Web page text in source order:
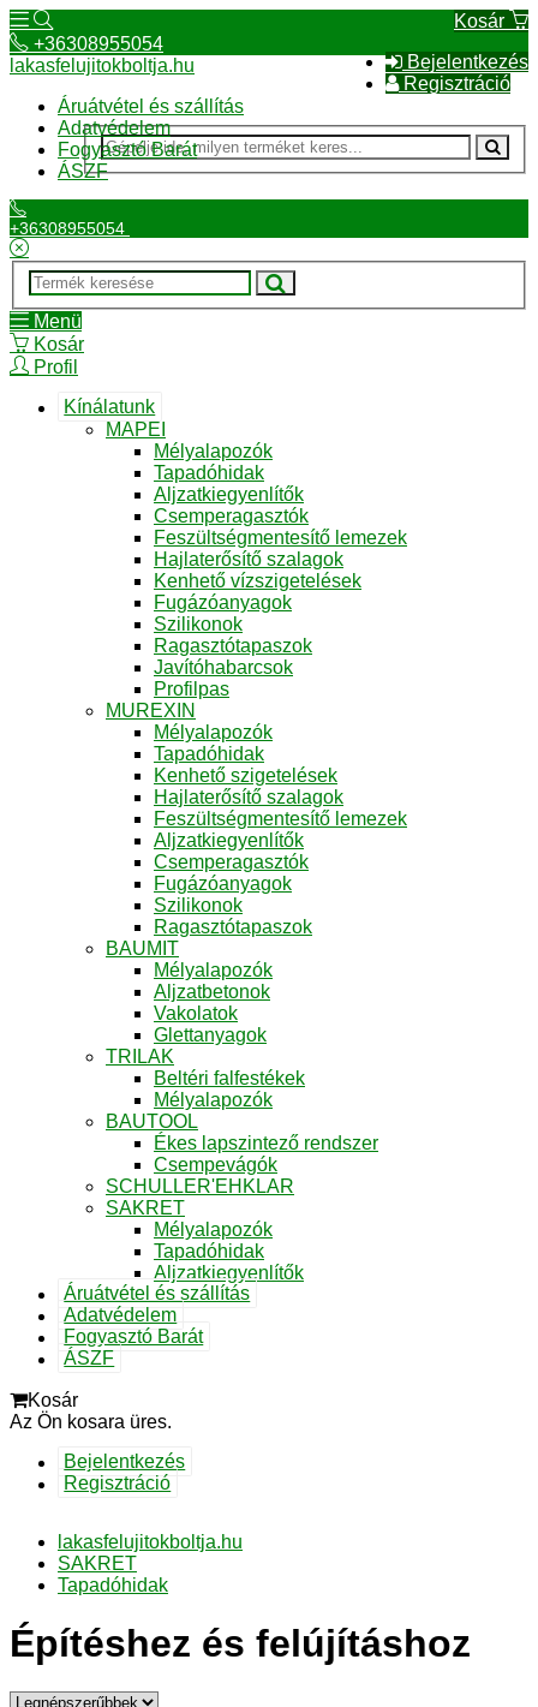
Kosár
Bejelentkezés
Regisztráció
+36308955054
lakasfelujitokboltja.hu
Áruátvétel és szállítás
Adatvédelem
Fogyasztó Barát
ÁSZF
+36308955054
Menü
Kosár
Profil
Kínálatunk
MAPEI
Mélyalapozók
Tapadóhidak
Aljzatkiegyenlítők
Csemperagasztók
Feszültségmentesítő lemezek
Hajlaterősítő szalagok
Kenhető vízszigetelések
Fugázóanyagok
Szilikonok
Ragasztótapaszok
Javítóhabarcsok
Profilpas
MUREXIN
Mélyalapozók
Tapadóhidak
Kenhető szigetelések
Hajlaterősítő szalagok
Feszültségmentesítő lemezek
Aljzatkiegyenlítők
Csemperagasztók
Fugázóanyagok
Szilikonok
Ragasztótapaszok
BAUMIT
Mélyalapozók
Aljzatbetonok
Vakolatok
Glettanyagok
TRILAK
Beltéri falfestékek
Mélyalapozók
BAUTOOL
Ékes lapszintező rendszer
Csempevágók
SCHULLER'EHKLAR
SAKRET
Mélyalapozók
Tapadóhidak
Aljzatkiegyenlítők
Áruátvétel és szállítás
Adatvédelem
Fogyasztó Barát
ÁSZF
Kosár
Az Ön kosara üres.
Bejelentkezés
Regisztráció
lakasfelujitokboltja.hu
SAKRET
Tapadóhidak
Építéshez és felújításhoz